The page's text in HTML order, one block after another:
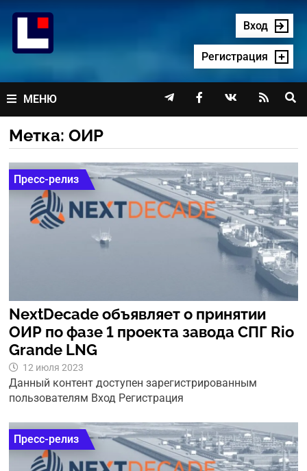
содержимому
Вход
Регистрация
МЕНЮ    
Метка:ОИР
Пресс-релиз
NextDecade объявляет о принятии
ОИР по фазе 1 проекта завода СПГ Rio
Grande LNG
12 июля 2023
Данный контент доступен зарегистрированным
пользователям Вход Регистрация
Пресс-релиз